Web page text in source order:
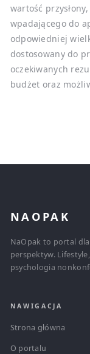
wartość
wpadającego do
odpowiedniej
dostosowany do
oczekiwanych
budżet oraz
NAOPAK
NaOpak to portal
perspektyw.
psychologia
NAWIGACJA
Strona główna
O portalu